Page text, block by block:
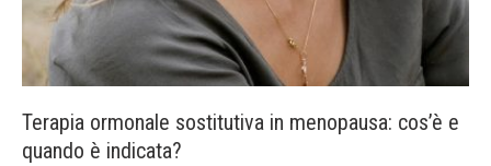
Terapia ormonale sostitutiva in menopausa: cos’è e
quando è indicata?